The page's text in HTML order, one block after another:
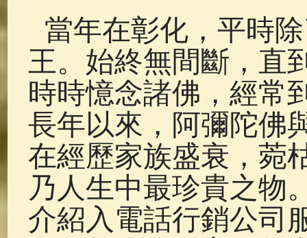
當年在彰化，平時
王。始終無間斷，直
時時憶念諸佛，經常
長年以來，阿彌陀佛
在經歷家族盛衰，菀
乃人生中最珍貴之物
介紹入電話行銷公司